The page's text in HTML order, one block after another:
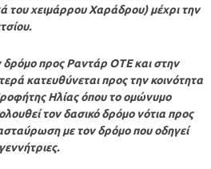
του χειμάρρου Χαράδρου) μέχρι την
δρόμο προς Ραντάρ OTE και στην
κατευθύνεται προς την κοινότητα
Ηλίας όπου το ομώνυμο
τον δασικό δρόμο νότια προς
με τον δρόμο που οδηγεί